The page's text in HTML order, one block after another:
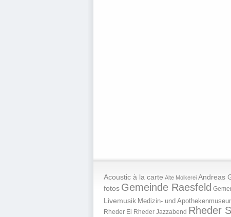
Acoustic à la carte Alte Molkerei Andreas
fotos Gemeinde Raesfeld
Livemusik Medizin- und
Rheder Ei Rheder Jazzabend Rheder